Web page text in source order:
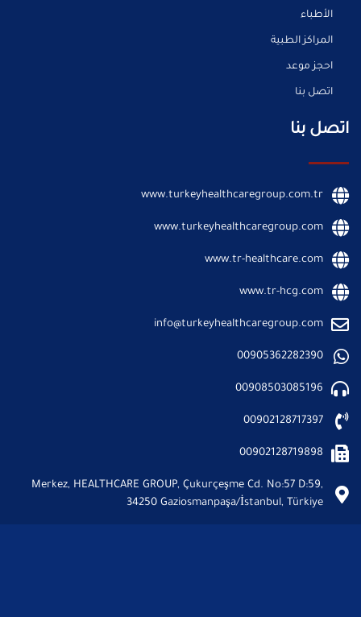
الأطباء
المراكز الطبية
احجز موعد
اتصل بنا
اتصل بنا
www.turkeyhealthcaregroup.com.tr
www.turkeyhealthcaregroup.com
www.tr-healthcare.com
www.tr-hcg.com
info@turkeyhealthcaregroup.com
00905362282390
00908503085196
00902128717397
00902128719898
Merkez, HEALTHCARE GROUP, Çukurçeşme Cd. No:57 D:59,
34250 Gaziosmanpaşa/İstanbul, Türkiye